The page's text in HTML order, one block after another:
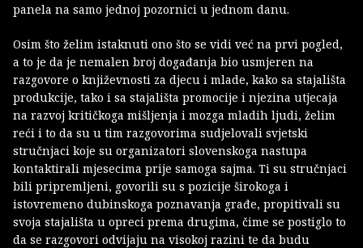
panela na samo jednoj pozornici u jednom danu.
Osim što želim istaknuti ono što se vidi već na prvi pogled,
a to je da je nemalen broj događanja bio usmjeren na
razgovore o književnosti za djecu i mlade, kako sa stajališta
produkcije, tako i sa stajališta promocije i njezina utjecaja
na razvoj kritičkoga mišljenja i mozga mladih ljudi, želim
reći i to da su u tim razgovorima sudjelovali svjetski
stručnjaci koje su organizatori slovenskoga nastupa
kontaktirali mjesecima prije samoga sajma. Ti su stručnjaci
bili pripremljeni, govorili su s pozicije širokoga i
istovremeno dubinskoga poznavanja građe, propitivali su
svoja stajališta u opreci prema drugima, čime se postiglo to
da se razgovori odvijaju na visokoj razini te da budu